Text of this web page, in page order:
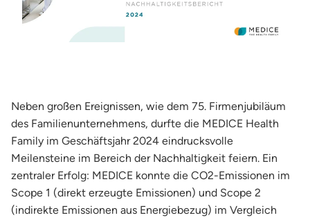
Neben großen Ereignissen, wie dem 75. Firmenjubiläum
des Familienunternehmens, durfte die MEDICE Health
Family im Geschäftsjahr 2024 eindrucksvolle
Meilensteine im Bereich der Nachhaltigkeit feiern. Ein
zentraler Erfolg: MEDICE konnte die CO2-Emissionen im
Scope 1 (direkt erzeugte Emissionen) und Scope 2
(indirekte Emissionen aus Energiebezug) im Vergleich